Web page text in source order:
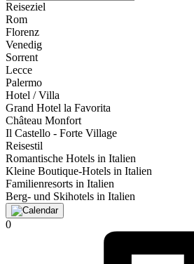
Reiseziel
Rom
Florenz
Venedig
Sorrent
Lecce
Palermo
Hotel / Villa
Grand Hotel la Favorita
Château Monfort
Il Castello - Forte Village
Reisestil
Romantische Hotels in Italien
Kleine Boutique-Hotels in Italien
Familienresorts in Italien
Berg- und Skihotels in Italien
0